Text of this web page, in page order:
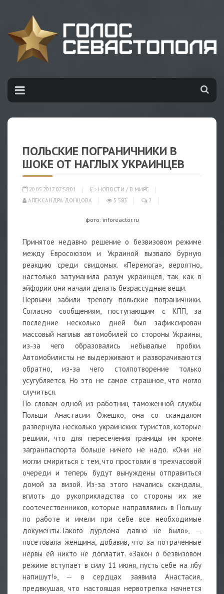
ПОЛЬСКИЕ ПОГРАНИЧНИКИ В
ШОКЕ ОТ НАГЛЫХ УКРАИНЦЕВ
20.05.2017 07:58:01 НОВОСТИ / В МИРЕ
АЛЕКСАНДРА ДОНЦОВА
5 583 2
фото: inforeactor.ru
Принятое недавно решение о безвизовом режиме
между Евросоюзом и Украиной вызвало бурную
реакцию среди свидомых. «Перемога», вероятно,
настолько затуманила разум украинцев, так как в
эйфории они начали делать безрассудные вещи.
Первыми забили тревогу польские пограничники.
Согласно сообщениям, поступающим с КПП, за
последние несколько дней был зафиксирован
массовый наплыв автомобилей со стороны Украины,
из-за чего образовались небывалые пробки.
Автомобилисты не выдерживают и разворачиваются
обратно, из-за чего столпотворение только
усугубляется. Но это не самое страшное, что могло
случиться.
По словам одной из работниц таможенной службы
Польши Анастасии Ожешко, она со скандалом
развернула несколько украинских туристов, которые
решили, что для пересечения границы им кроме
загранпаспорта больше ничего не надо. «Они не
могли смириться с тем, что простояли в трехчасовой
очереди и теперь будут вынуждены отправиться
домой за визой. Из-за этого начались скандалы,
вплоть до рукоприкладства со стороны их же
соотечественников, которые направлялись в Польшу
по работе и имели при себе все необходимые
документы.Такого дурдома давно не было», —
посетовала женщина, добавив, что за потраченные
нервы ей никто не доплатит. «Закон о безвизовом
режиме вступает в силу 11 июня, пусть себе на лбу
напишут!», — в сердцах заявила Анастасия,
предвкушая, что настоящая нервотрепка начнется